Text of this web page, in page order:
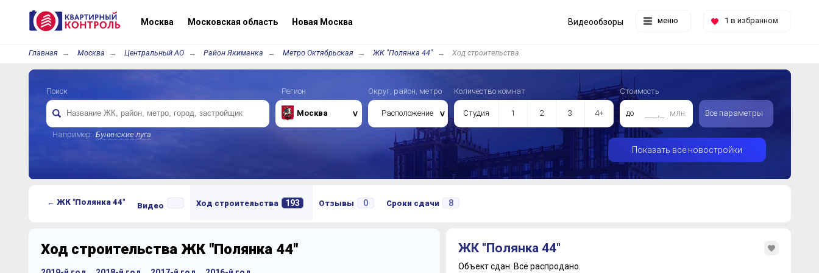
Москва Московская область Новая Москва меню 1 в избранном
Видеообзоры
Главная Москва Центральный АО Район Якиманка Метро Октябрьская ЖК "Полянка 44" Ход строительства
Поиск
Например: Бунинские луга
Регион
Москва
Округ, район, метро
Расположение
Количество комнат
Студия 1 2 3 4+
Стоимость
до млн. Все параметры
Показать все новостройки
← ЖК "Полянка 44" Видео Ход строительства 193 Отзывы 0 Сроки сдачи 8
Ход строительства ЖК "Полянка 44" ЖК "Полянка 44"
Объект сдан. Всё распродано.